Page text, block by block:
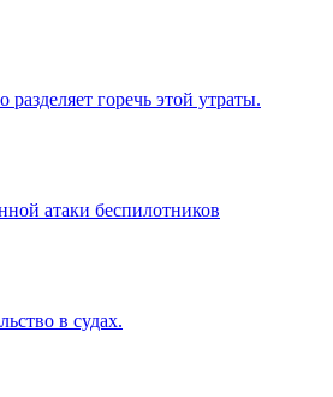
горечь этой утраты.
атаки беспилотников
в судах.